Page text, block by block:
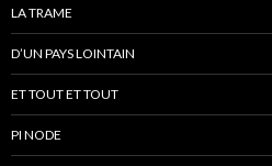
LA TRAME
D’UN PAYS LOINTAIN
ET TOUT ET TOUT
PI NODE